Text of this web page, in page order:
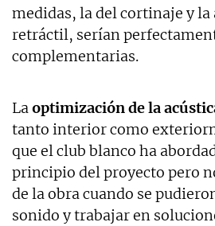
medidas, la del cortinaje y
retráctil, serían
complementarias.
Laoptimización de la
tanto interior como
que el club blanco ha
principio del proyecto pero
de la obra cuando se
sonido y trabajar en